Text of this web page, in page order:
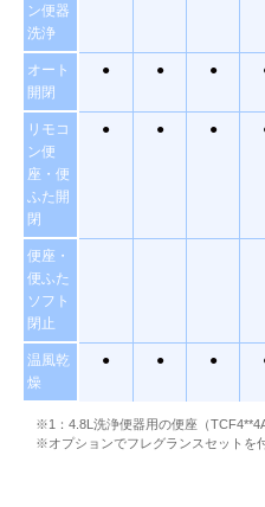
ン便器
洗浄
オート
開閉
● ● ●
リモコ
ン便
座・便
ふた開
閉
● ● ●
便座・
便ふた
ソフト
閉止
温風乾
燥
● ● ●
※1：4.8L洗浄便器用の便座（
※オプションでフレグランスセットを